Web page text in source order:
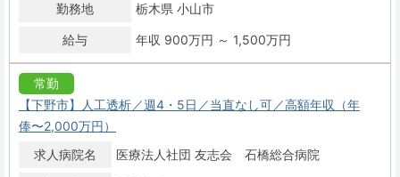
勤務地 栃木県 小山市
給与 年収 900万円 ～ 1,500万円
常勤
【下野市】人工透析／週4・5日／当直なし可／高額年収（年
俸〜2,000万円）
求人病院名
医療法人社団 友志会 石橋総合病院